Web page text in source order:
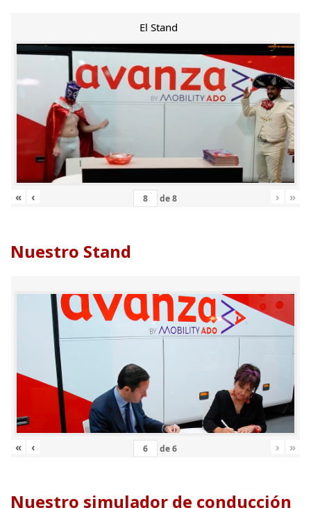
El Stand
« ‹ de8 › »
Nuestro Stand
« ‹ de6 › »
Nuestro simulador de conducción